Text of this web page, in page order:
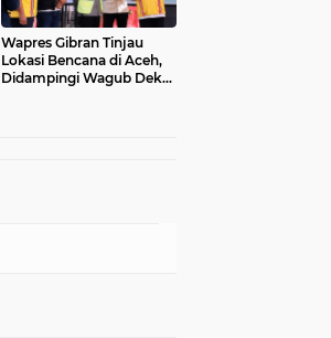
Wapres Gibran Tinjau
Lokasi Bencana di Aceh,
Didampingi Wagub Dek